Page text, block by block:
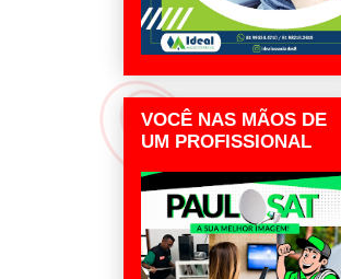
VOCÊ NAS MÃOS DE
UM PROFISSIONAL